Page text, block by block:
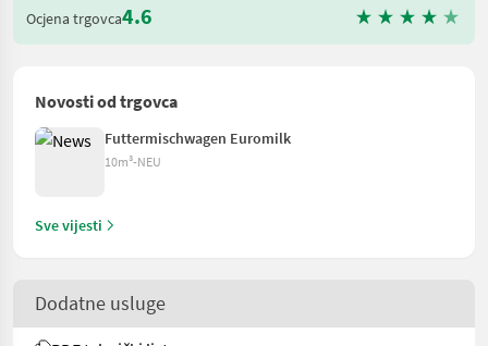
Ocjena trgovca4.6
Novosti od trgovca
Futtermischwagen Euromilk
10m³-NEU
Sve vijesti
Dodatne usluge